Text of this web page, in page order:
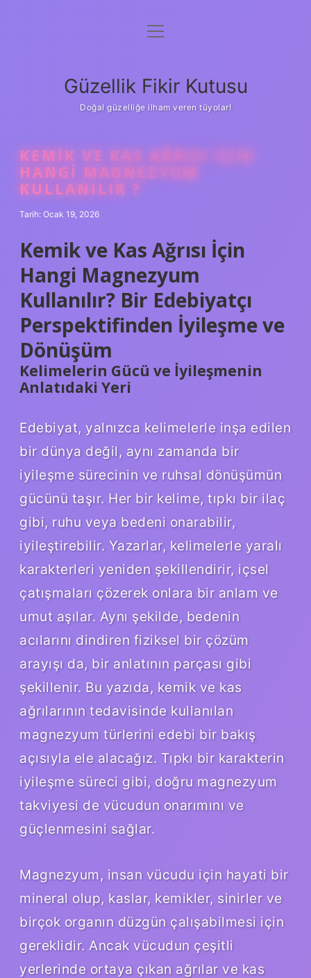
Anasayfa
Yasal Uyarı
menüyü
Güzellik Fikir Kutusu
Doğal güzelliğe ilham veren tüyolar!
KEMIK VE KAS AĞRISI IÇIN
HANGI MAGNEZYUM
KULLANILIR ?
Tarih: Ocak 19, 2026
Kemik ve Kas Ağrısı İçin
Hangi Magnezyum
Kullanılır? Bir Edebiyatçı
Perspektifinden İyileşme ve
Dönüşüm
Kelimelerin Gücü ve İyileşmenin
Anlatıdaki Yeri
Edebiyat, yalnızca kelimelerle inşa edilen
bir dünya değil, aynı zamanda bir
iyileşme sürecinin ve ruhsal dönüşümün
gücünü taşır. Her bir kelime, tıpkı bir ilaç
gibi, ruhu veya bedeni onarabilir,
iyileştirebilir. Yazarlar, kelimelerle yaralı
karakterleri yeniden şekillendirir, içsel
çatışmaları çözerek onlara bir anlam ve
umut aşılar. Aynı şekilde, bedenin
acılarını dindiren fiziksel bir çözüm
arayışı da, bir anlatının parçası gibi
şekillenir. Bu yazıda, kemik ve kas
ağrılarının tedavisinde kullanılan
magnezyum türlerini edebi bir bakış
açısıyla ele alacağız. Tıpkı bir karakterin
iyileşme süreci gibi, doğru magnezyum
takviyesi de vücudun onarımını ve
güçlenmesini sağlar.
Magnezyum, insan vücudu için hayati bir
mineral olup, kaslar, kemikler, sinirler ve
birçok organın düzgün çalışabilmesi için
gereklidir. Ancak vücudun çeşitli
yerlerinde ortaya çıkan ağrılar ve kas